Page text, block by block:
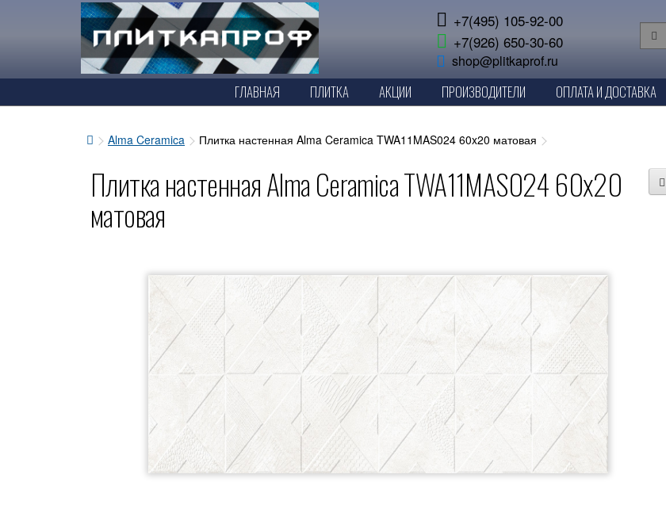
+7(495) 105-92-00
+7(926) 650-30-60
shop@plitkaprof.ru
ГЛАВНАЯ ПЛИТКА АКЦИИ ПРОИЗВОДИТЕЛИ ОПЛАТА И ДОСТАВКА
Alma Ceramica Плитка настенная Alma Ceramica TWA11MAS024 60x20 матовая
Плитка настенная Alma Ceramica TWA11MAS024 60x20
матовая